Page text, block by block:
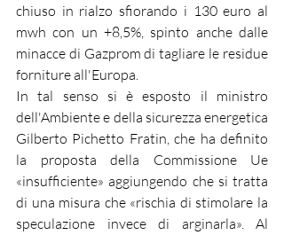
chiuso in rialzo sfiorando i 130 euro al
mwh con un +8,5%, spinto anche dalle
minacce di Gazprom di tagliare le residue
forniture all'Europa.
In tal senso si è esposto il ministro
dell'Ambiente e della sicurezza energetica
Gilberto Pichetto Fratin, che ha definito
la proposta della Commissione Ue
«insufficiente» aggiungendo che si tratta
di una misura che «rischia di stimolare la
speculazione invece di arginarla». Al